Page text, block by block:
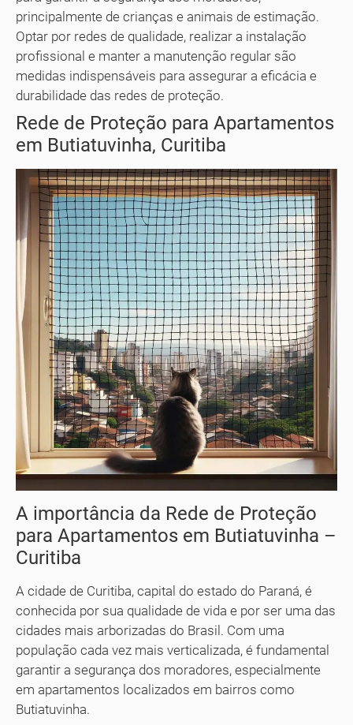
principalmente de crianças e animais de estimação.
Optar por redes de qualidade, realizar a instalação
profissional e manter a manutenção regular são
medidas indispensáveis para assegurar a eficácia e
durabilidade das redes de proteção.
Rede de Proteção para Apartamentos
em Butiatuvinha, Curitiba
A importância da Rede de Proteção
para Apartamentos em Butiatuvinha –
Curitiba
A cidade de Curitiba, capital do estado do Paraná, é
conhecida por sua qualidade de vida e por ser uma das
cidades mais arborizadas do Brasil. Com uma
população cada vez mais verticalizada, é fundamental
garantir a segurança dos moradores, especialmente
em apartamentos localizados em bairros como
Butiatuvinha.